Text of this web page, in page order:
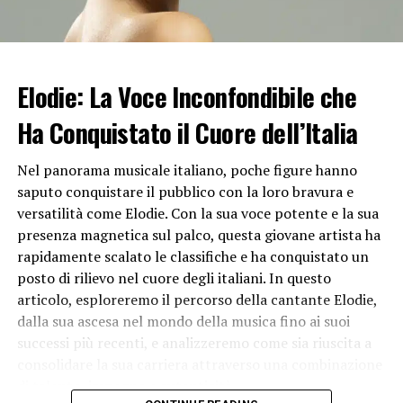
le voci postando sui social foto che li ritraevano insieme
in una cena a lume di candela.
fine 2018, ma poi era rientrata e i due erano riapparsi
Verissimodi essere stata vicina al divorzio, ma poi la
come un fallimento. È una cosa che non vorresti mai –
aveva dichiarato la modella– Poi, dopo un anno,
abbiamo recuperato. Non posso garantire che tutto sarà
perfetto, però un domani potrò dire di averci provato,
almeno per nostro figlio”.
Nessuna smentita della nuova crisi
La notizia di una nuova rottura, lanciata da Chi, al
Elodie: La Voce Inconfondibile che
Ha Conquistato il Cuore dell’Italia
Nel panorama musicale italiano, poche figure hanno
saputo conquistare il pubblico con la loro bravura e
versatilità come Elodie. Con la sua voce potente e la sua
presenza magnetica sul palco, questa giovane artista ha
rapidamente scalato le classifiche e ha conquistato un
posto di rilievo nel cuore degli italiani. In questo
articolo, esploreremo il percorso della cantante Elodie,
dalla sua ascesa nel mondo della musica fino ai suoi
successi più recenti, e analizzeremo come sia riuscita a
di talento, impegno e autenticità.